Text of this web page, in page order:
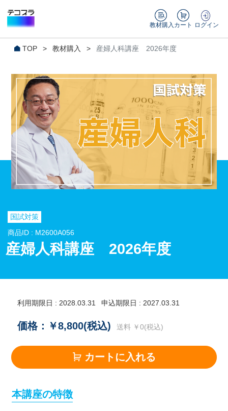
教材購入 カート ログイン
TOP > 教材購入 > 産婦人科講座 2026年度
国試対策
商品ID : M2600A056
産婦人科講座 2026年度
利用期限日 : 2028.03.31 申込期限日 : 2027.03.31
価格：￥8,800(税込) 送料 ￥0(税込)
カートに入れる
本講座の特徴